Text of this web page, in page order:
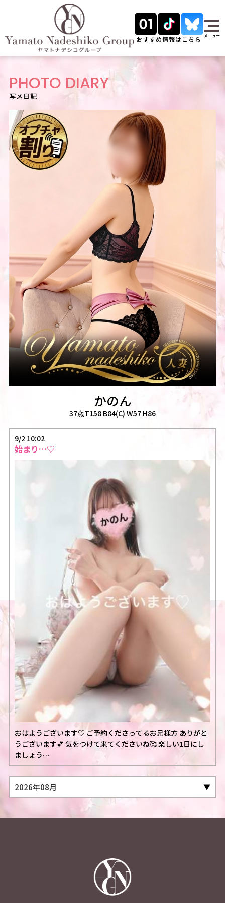
おすすめ情報はこちら メニュー
PHOTO DIARY
写メ日記
かのん
37歳T158 B84(C) W57 H86
9/2 10:02
始まり…♡
おはようございます♡ ご予約くださってるお兄様方 ありがと
うございます💕 気をつけて来てくださいね🥰 楽しい1日にし
ましょう…